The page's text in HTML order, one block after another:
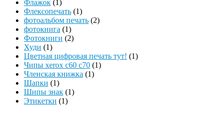
Флажок (1)
Флексопечать (1)
фотоальбом печать (2)
фотокнига (1)
Фотокниги (2)
Худи (1)
Цветная цифровая печать тут! (1)
Чипы xerox c60 c70 (1)
Членская книжка (1)
Шапки (1)
Шипы знак (1)
Этикетки (1)